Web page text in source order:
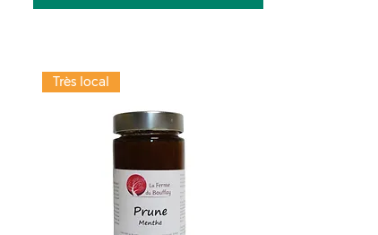
Très local